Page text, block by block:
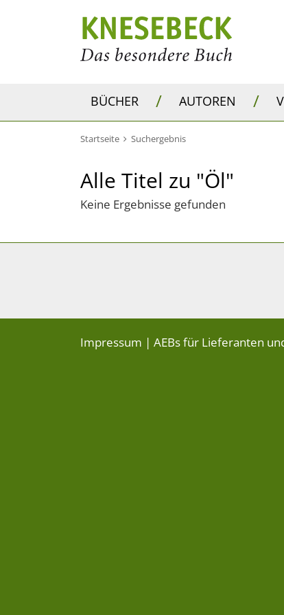
BÜCHER / AUTOREN /
Startseite Suchergebnis
Alle Titel zu "Öl"
Keine Ergebnisse gefunden
Impressum | AEBs für Lieferanten